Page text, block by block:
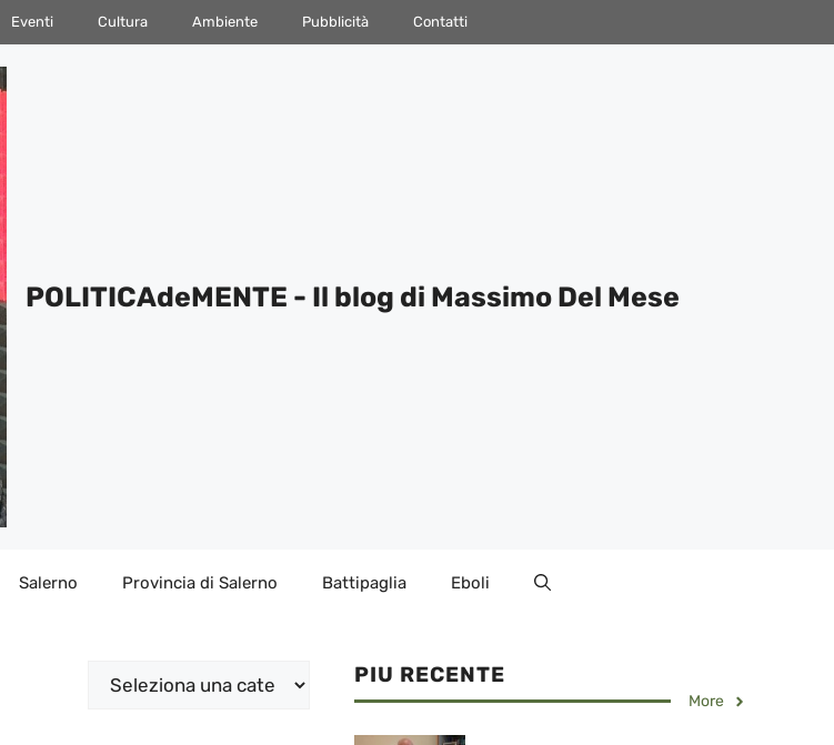
Eventi Cultura Ambiente Pubblicità Contatti
POLITICAdeMENTE - Il blog di Massimo Del Mese
Salerno Provincia di Salerno Battipaglia Eboli
Categorie PIU RECENTE
More